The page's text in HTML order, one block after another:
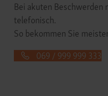
Bei akuten Beschwerden
telefonisch.
So bekommen Sie
069 / 999 999 333